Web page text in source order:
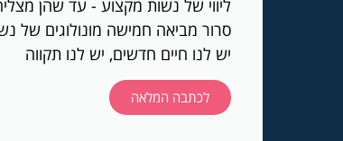
ליווי של נשות מקצוע - עד שהן
סרור מביאה חמישה מונולוגים של
יש לנו חיים חדשים, יש לנו תקווה
לכתבה המלאה